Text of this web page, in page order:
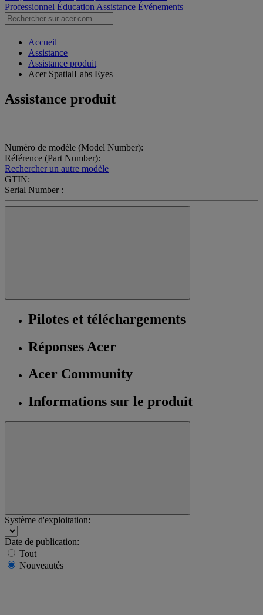
Professionnel Éducation Assistance Événements
Accueil
Assistance
Assistance produit
Acer SpatialLabs Eyes
Assistance produit
Numéro de modèle (Model Number):
Référence (Part Number):
Rechercher un autre modèle
GTIN:
Serial Number :
Pilotes et téléchargements
Réponses Acer
Acer Community
Informations sur le produit
Système d'exploitation:
Date de publication:
Tout
Nouveautés